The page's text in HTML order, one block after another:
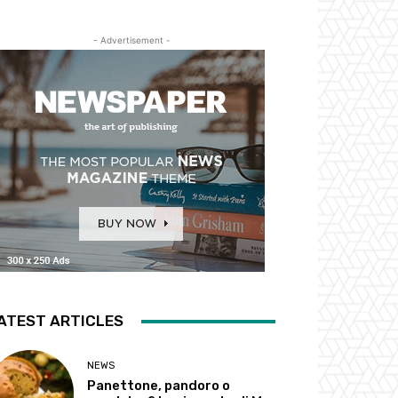
- Advertisement -
ARTICLES
NEWS
Panettone, pandoro o